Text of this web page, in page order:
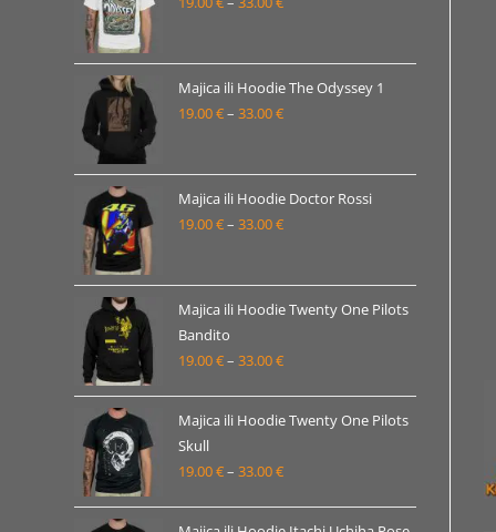
od
19.00 €
do
Majica ili Hoodie The Odyssey 1
19.00€– 33.00€Raspon
od
19.00 €
do
Majica ili Hoodie Doctor Rossi
19.00€– 33.00€Raspon
od
19.00 €
33.00 €
Majica ili Hoodie Twenty One Pilots
Bandito
19.00€– 33.00€Raspon
od
do
Majica ili Hoodie Twenty One Pilots
Skull
19.00€– 33.00€Raspon
od